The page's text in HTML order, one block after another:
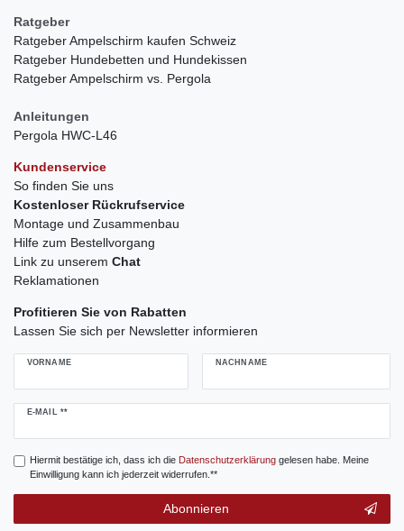
Ratgeber
Ratgeber Ampelschirm kaufen Schweiz
Ratgeber Hundebetten und Hundekissen
Ratgeber Ampelschirm vs. Pergola
Anleitungen
Pergola HWC-L46
Kundenservice
So finden Sie uns
Kostenloser Rückrufservice
Montage und Zusammenbau
Hilfe zum Bestellvorgang
Link zu unserem Chat
Reklamationen
Profitieren Sie von Rabatten
Lassen Sie sich per Newsletter informieren
VORNAME NACHNAME
E-MAIL **
Newsletter
Hiermit bestätige ich, dass ich die Daten­schutz­erklärunggelesen habe. Meine
Einwilligung kann ich jederzeit widerrufen.**
Abonnieren